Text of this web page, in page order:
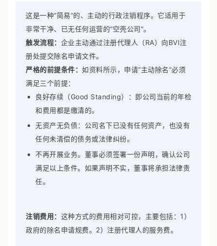
这是一种“简易”的、主动的行政注销程序。它适用于
非常干净、已无任何运营的“空壳公司”。
触发流程： 企业主动通过注册代理人（RA）向BVI注
册处提交除名申请文件。
严格的前提条件： 如资料所示，申请“主动除名”必须
满足三个前提：
良好存续（Good Standing）：即公司当前的年检
和费用都是缴清的。
无资产无负债：公司名下已没有任何资产，也没有
任何未清偿的债务或法律纠纷。
不再开展业务。董事必须签署一份声明，确认公司
满足以上条件。如果声明不实，董事将承担法律责
任。
注销费用： 这种方式的费用相对可控，主要包括：1）
政府的除名申请规费。2）注册代理人的服务费。